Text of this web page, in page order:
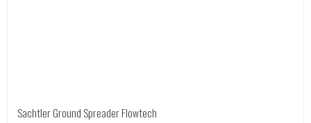
Sachtler Ground Spreader Flowtech